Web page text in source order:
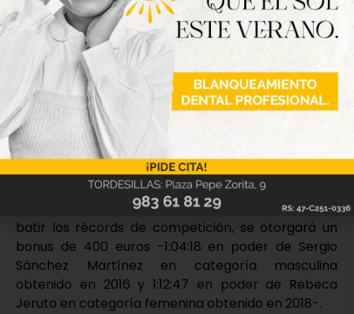
Herrero Aguirre, en categoría femenina obtenido
en 2022-.
Los premios de la XXV Media maratón serán de 400
euros y trofeo, 300 euros y trofeo y 200 euros y
trofeo a los tres primeros atletas. También recibirá
un trofeo el primer clasificado de cada categoría
masculina y femenina y un trofeo a los dos
participantes con mayor edad. Los premios para
los atletas locales serán de 150 euros y trofeo, 100
euros y trofeo y 75 euros y trofeo, además del
galardón a los que tengan más edad. En caso de
batir los récords de competición, se otorgará un
bonus de 400 euros -1:04:18 en poder de Sergio
Sánchez Martínez en categoría masculina
obtenido en 2016 y 1:12:47 en poder de Rebeca
Jeruto en categoría femenina obtenido en 2018-.